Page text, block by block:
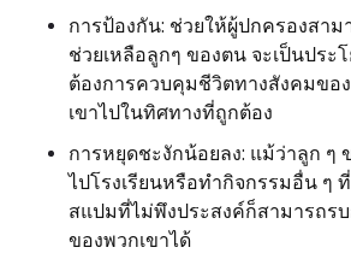
การป้องกัน: ช่วยให้ผู้ปกครองสาม
ช่วยเหลือลูกๆ ของตน จะเป็นประ
ต้องการควบคุมชีวิตทางสังคมขอ
เขาไปในทิศทางที่ถูกต้อง
การหยุดชะงักน้อยลง: แม้ว่าลูก ๆ
ไปโรงเรียนหรือทำกิจกรรมอื่น ๆ
สแปมที่ไม่พึงประสงค์ก็สามารถร
ของพวกเขาได้